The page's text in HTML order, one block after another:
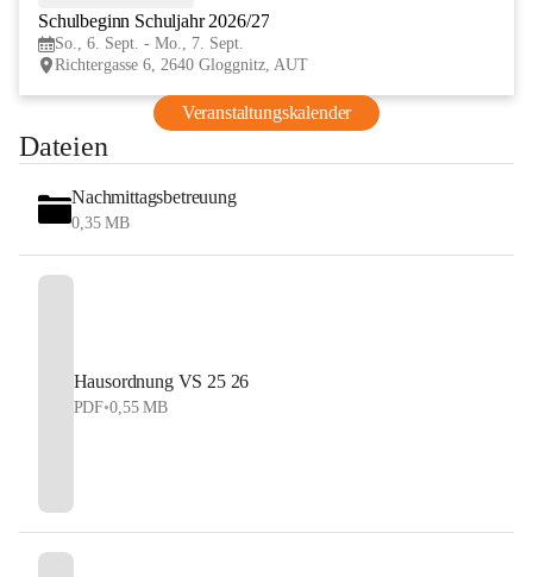
Schulbeginn Schuljahr 2026/27
So., 6. Sept. - Mo., 7. Sept.
Richtergasse 6, 2640 Gloggnitz, AUT
Veranstaltungskalender
Dateien
Nachmittagsbetreuung
0,35 MB
Hausordnung VS 25 26
PDF•0,55 MB